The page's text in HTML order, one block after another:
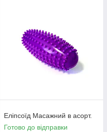
Еліпсоїд Масажний в асорт.
Готово до відправки